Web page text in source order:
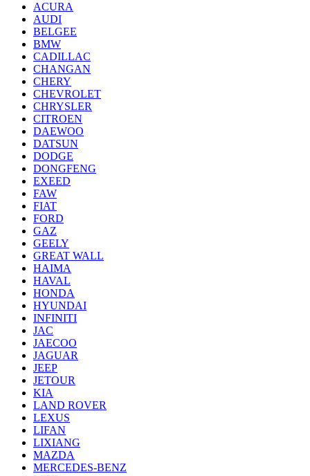
ACURA
AUDI
BELGEE
BMW
CADILLAC
CHANGAN
CHERY
CHEVROLET
CHRYSLER
CITROEN
DAEWOO
DATSUN
DODGE
DONGFENG
EXEED
FAW
FIAT
FORD
GAZ
GEELY
GREAT WALL
HAIMA
HAVAL
HONDA
HYUNDAI
INFINITI
JAC
JAECOO
JAGUAR
JEEP
JETOUR
KIA
LAND ROVER
LEXUS
LIFAN
LIXIANG
MAZDA
MERCEDES-BENZ